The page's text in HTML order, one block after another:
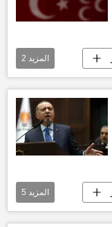
المزيد 2
المزيد 5